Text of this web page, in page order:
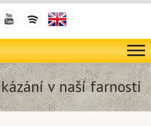
v naší farnosti